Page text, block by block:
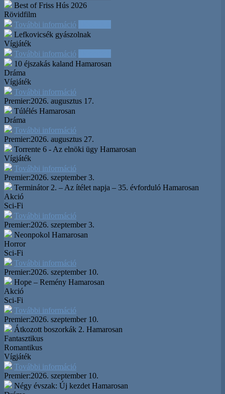
Best of Friss Hús 2026
Rövidfilm
További információ
Lefkovicsék gyászolnak
Vígjáték
További információ
10 éjszakás kaland Hamarosan
Dráma
Vígjáték
További információ
Premier:2026. augusztus 17.
Túlélés Hamarosan
Dráma
További információ
Premier:2026. augusztus 27.
Torrente 6 - Az elnöki ügy Hamarosan
Vígjáték
További információ
Premier:2026. szeptember 3.
Terminátor 2. – Az ítélet napja – 35. évforduló Hamarosan
Akció
Sci-Fi
További információ
Premier:2026. szeptember 3.
Neonpokol Hamarosan
Horror
Sci-Fi
További információ
Premier:2026. szeptember 10.
Hope – Remény Hamarosan
Akció
Sci-Fi
További információ
Premier:2026. szeptember 10.
Átkozott boszorkák 2. Hamarosan
Fantasztikus
Romantikus
Vígjáték
További információ
Premier:2026. szeptember 10.
Négy évszak: Új kezdet Hamarosan